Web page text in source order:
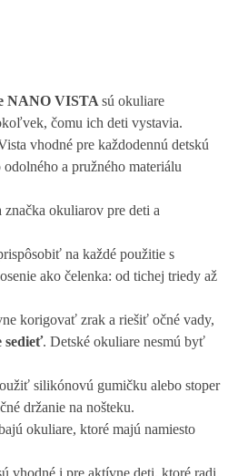
NANO VISTA sú okuliare
čomu ich deti vystavia.
vhodné pre každodennú detskú
a pružného materiálu
okuliarov pre deti a
na každé použitie s
ako čelenka: od tichej triedy až
korigovať zrak a riešiť očné vady,
sedieť. Detské okuliare nesmú byť
silikónovú gumičku alebo stoper
držanie na nošteku.
okuliare, ktoré majú namiesto
vhodné i pre aktívne deti, ktoré radi